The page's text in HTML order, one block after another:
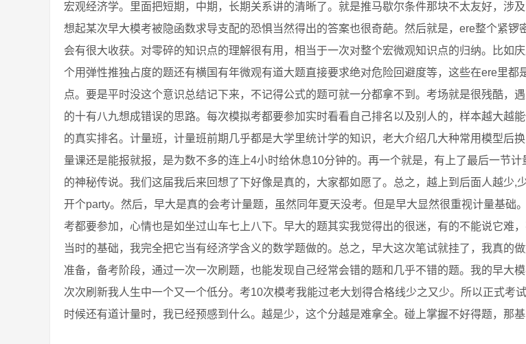
宏观经济学。里面把短期，中期，长期关系讲的清晰了。就是推马歇尔条件那块不太友好，涉及
想起某次早大模考被隐函数求导支配的恐惧当然得出的答案也很奇葩。然后就是，ere整个紧锣
会有很大收获。对零碎的知识点的理解很有用，相当于一次对整个宏微观知识点的归纳。比如
个用弹性推独占度的题还有横国有年微观有道大题直接要求绝对危险回避度等，这些在ere里都
点。要是平时没这个意识总结记下来，不记得公式的题可就一分都拿不到。考场就是很残酷，
的十有八九想成错误的思路。每次模拟考都要参加实时看看自己排名以及别人的，样本越大越
的真实排名。计量班，计量班前期几乎都是大学里统计学的知识，老大介绍几大种常用模型后
量课还是能报就报，是为数不多的连上4小时给休息10分钟的。再一个就是，有上了最后一节计
的神秘传说。我们这届我后来回想了下好像是真的，大家都如愿了。总之，越上到后面人越少,
开个party。然后，早大是真的会考计量题，虽然同年夏天没考。但是早大显然很重视计量基础
考都要参加，心情也是如坐过山车七上八下。早大的题其实我觉得出的很迷，有的不能说它难
当时的基础，我完全把它当有经济学含义的数学题做的。总之，早大这次笔试就挂了，我真的
准备，备考阶段，通过一次一次刷题，也能发现自己经常会错的题和几乎不错的题。我的早大
次次刷新我人生中一个又一个低分。考10次模考我能过老大划得合格线少之又少。所以正式考
时候还有道计量时，我已经预感到什么。越是少，这个分越是难拿全。碰上掌握不好得题，那基